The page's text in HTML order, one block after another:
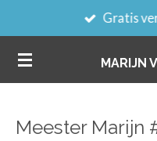
direct
naar
de
MARIJN
Gratis
Meester Marijn